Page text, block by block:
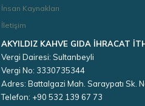
İnsan Kaynakları
İletişim
AKYILDIZ KAHVE GIDA İHRACAT
Vergi Dairesi: Sultanbeyli
Vergi No: 3330735344
Adres: Battalgazi Mah. Saraypatı Sk.
Telefon: +90 532 139 67 73